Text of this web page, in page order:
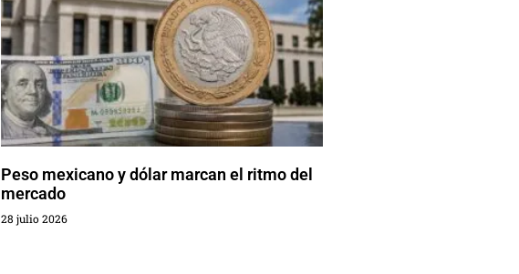
Peso mexicano y dólar marcan el ritmo del
mercado
28 julio 2026